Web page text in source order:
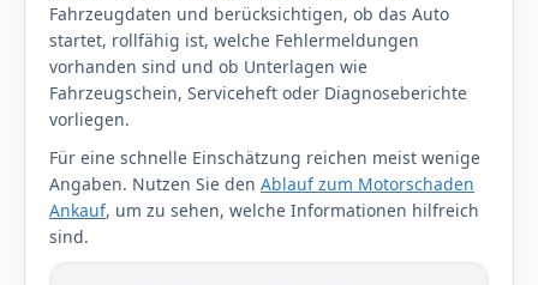
Fahrzeugdaten und berücksichtigen, ob das Auto
startet, rollfähig ist, welche Fehlermeldungen
vorhanden sind und ob Unterlagen wie
Fahrzeugschein, Serviceheft oder Diagnoseberichte
vorliegen.
Für eine schnelle Einschätzung reichen meist wenige
Angaben. Nutzen Sie den Ablauf zum Motorschaden
Ankauf, um zu sehen, welche Informationen hilfreich
sind.